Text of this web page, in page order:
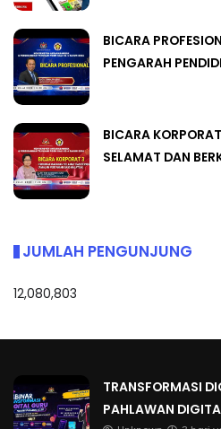
BICARA
PENGARAH
BICARA
SELAMAT DAN
JUMLAH PENGUNJUNG
12,080,803
TRANSFORMASI
PAHLAWAN